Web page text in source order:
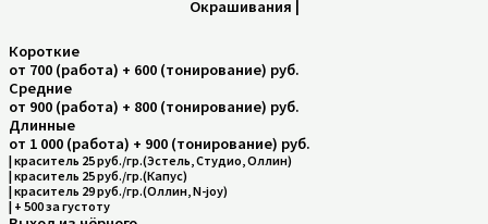
Окрашивания |
Короткие
от 700 (работа) + 600 (тонирование) руб.
Средние
от 900 (работа) + 800 (тонирование) руб.
Длинные
от 1 000 (работа) + 900 (тонирование) руб.
| краситель 25 руб./гр.(Эстель, Студио, Оллин)
| краситель 25 руб./гр.(Капус)
| краситель 29 руб./гр.(Оллин, N-joy)
| + 500 за густоту